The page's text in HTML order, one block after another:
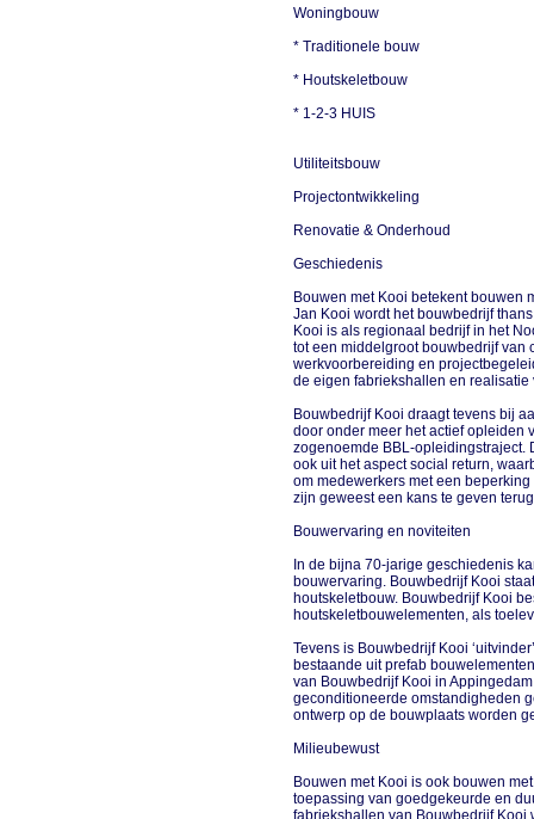
Woningbouw
* Traditionele bouw
* Houtskeletbouw
* 1-2-3 HUIS
Utiliteitsbouw
Projectontwikkeling
Renovatie & Onderhoud
Geschiedenis
Bouwen met Kooi betekent bouwen
Jan Kooi wordt het bouwbedrijf
Kooi is als regionaal bedrijf in het
tot een middelgroot bouwbedrijf van
werkvoorbereiding en
de eigen fabriekshallen en
Bouwbedrijf Kooi draagt tevens bij
door onder meer het actief opleiden
zogenoemde BBL-opleidingstraject.
ook uit het aspect social return,
om medewerkers met een
zijn geweest een kans te geven
Bouwervaring en noviteiten
In de bijna 70-jarige geschiedenis
bouwervaring. Bouwbedrijf Kooi
houtskeletbouw. Bouwbedrijf Kooi
houtskeletbouwelementen, als
Tevens is Bouwbedrijf Kooi
bestaande uit prefab
van Bouwbedrijf Kooi in
geconditioneerde omstandigheden
ontwerp op de bouwplaats worden
Milieubewust
Bouwen met Kooi is ook bouwen
toepassing van goedgekeurde en
fabriekshallen van Bouwbedrijf